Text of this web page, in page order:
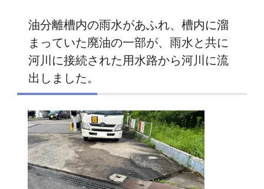
油分離槽内の雨水があふれ、槽内に溜
まっていた廃油の一部が、雨水と共に
河川に接続された用水路から河川に流
出しました。